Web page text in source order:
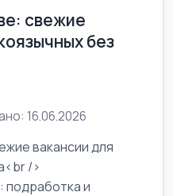
свежие
без
16.06.2026
вакансии для
/>
подработка и